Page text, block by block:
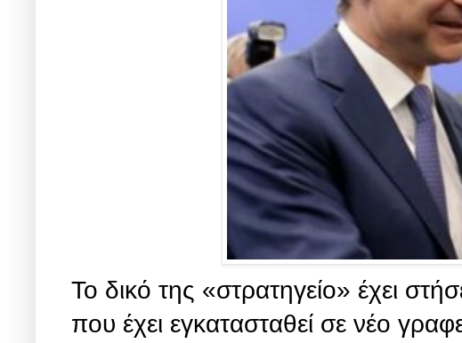
Το δικό της «στρατηγείο» έχει
που έχει εγκατασταθεί σε νέο